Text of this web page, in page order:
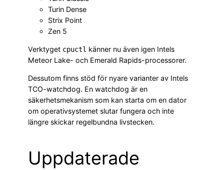
Turin Dense
Strix Point
Zen 5
Verktyget cpuctl känner nu även igen Intels
Meteor Lake- och Emerald Rapids-processorer.
Dessutom finns stöd för nyare varianter av Intels
TCO-watchdog. En watchdog är en
säkerhetsmekanism som kan starta om en dator
om operativsystemet slutar fungera och inte
längre skickar regelbundna livstecken.
Uppdaterade